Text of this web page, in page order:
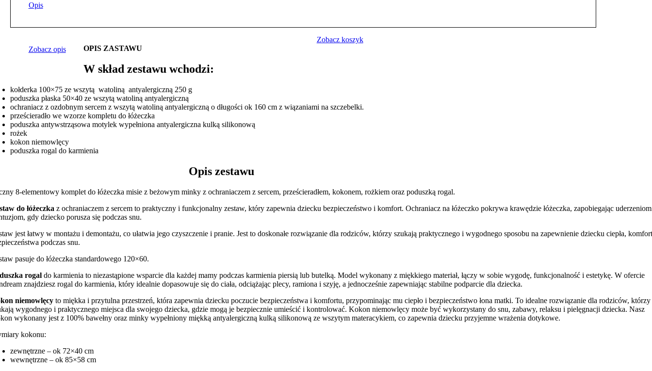
Opis
Zobacz opis
Zobacz koszyk
OPIS ZASTAWU
W skład zestawu wchodzi:
kołderka 100×75 ze wszytą watoliną antyalergiczną 250 g
poduszka płaska 50×40 ze wszytą watoliną antyalergiczną
ochraniacz z ozdobnym sercem z wszytą watoliną antyalergiczną o długości ok 160 cm z wiązaniami na szczebelki.
prześcieradło we wzorze kompletu do łóżeczka
poduszka antywstrząsowa motylek wypełniona antyalergiczna kulką silikonową
rożek
kokon niemowlęcy
poduszka rogal do karmienia
zestawu
8-elementowy komplet do łóżeczka misie z beżowym minky z ochraniaczem z sercem, prześcieradłem, kokonem, rożkiem oraz poduszką rogal.
do łóżeczka z ochraniaczem z sercem to praktyczny i funkcjonalny zestaw, który zapewnia dziecku bezpieczeństwo i komfort. Ochraniacz na łóżeczko pokrywa krawędzie łóżeczka, zapobiegając
gdy dziecko porusza się podczas snu.
jest łatwy w montażu i demontażu, co ułatwia jego czyszczenie i pranie. Jest to doskonałe rozwiązanie dla rodziców, którzy szukają praktycznego i wygodnego sposobu na zapewnienie dziecku ciepła,
podczas snu.
pasuje do łóżeczka standardowego 120×60.
rogal do karmienia to niezastąpione wsparcie dla każdej mamy podczas karmienia piersią lub butelką. Model wykonany z miękkiego materiał, łączy w sobie wygodę, funkcjonalność i estetykę. W ofercie
znajdziesz rogal do karmienia, który idealnie dopasowuje się do ciała, odciążając plecy, ramiona i szyję, a jednocześnie zapewniając stabilne podparcie dla dziecka.
niemowlęcy to miękka i przytulna przestrzeń, która zapewnia dziecku poczucie bezpieczeństwa i komfortu, przypominając mu ciepło i bezpieczeństwo łona matki. To idealne rozwiązanie dla rodziców, którzy
wygodnego i praktycznego miejsca dla swojego dziecka, gdzie mogą je bezpiecznie umieścić i kontrolować. Kokon niemowlęcy może być wykorzystany do snu, zabawy, relaksu i pielęgnacji dziecka. Nasz
wykonany jest z 100% bawełny oraz minky wypełniony miękką antyalergiczną kulką silikonową ze wszytym materacykiem, co zapewnia dziecku przyjemne wrażenia dotykowe.
kokonu:
zewnętrzne – ok 72×40 cm
wewnętrzne – ok 85×58 cm